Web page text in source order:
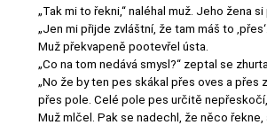
„Tak mi to řekni,“ naléhal muž. Jeho žena
„Jen mi přijde zvláštní, že tam máš to
Muž překvapeně pootevřel ústa.
„Co na tom nedává smysl?“ zeptal se
„No že by ten pes skákal přes oves a
přes pole. Celé pole pes určitě
Muž mlčel. Pak se nadechl, že něco